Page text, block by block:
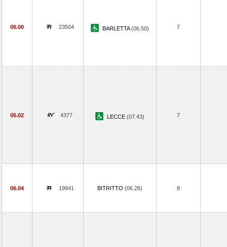
06.00 23504 BARLETTA(06.50) 7
06.02 4377 LECCE (07.43) 7
06.04 19941 BITRITTO (06.26) 8